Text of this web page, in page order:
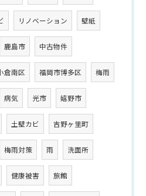
リノベーション 壁紙
鹿島市 中古物件
倉南区 福岡市博多区 梅雨
病気 光市 嬉野市
土壁カビ 吉野ヶ里町
梅雨対策 雨 洗面所
健康被害 旅館